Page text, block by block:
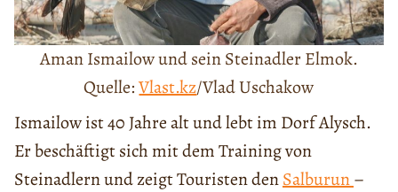
Aman Ismailow und sein Steinadler Elmok.
Quelle:Vlast.kz/Vlad Uschakow
Ismailow ist 40 Jahre alt und lebt im Dorf Alysch.
Er beschäftigt sich mit dem Training von
Steinadlern und zeigt Touristen denSalburun–